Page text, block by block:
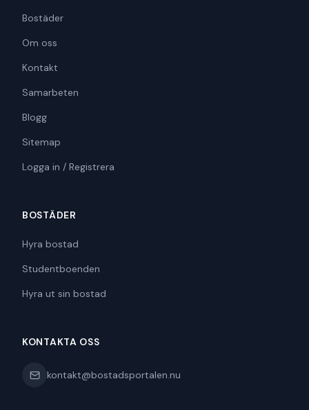
Bostäder
Om oss
Kontakt
Samarbeten
Blogg
Sitemap
Logga in / Registrera
BOSTÄDER
Hyra bostad
Studentboenden
Hyra ut sin bostad
KONTAKTA OSS
kontakt@bostadsportalen.nu